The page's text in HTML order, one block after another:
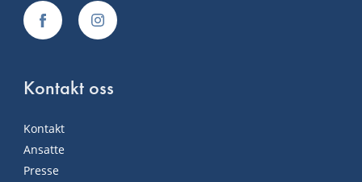
Kontakt oss
Kontakt
Ansatte
Presse